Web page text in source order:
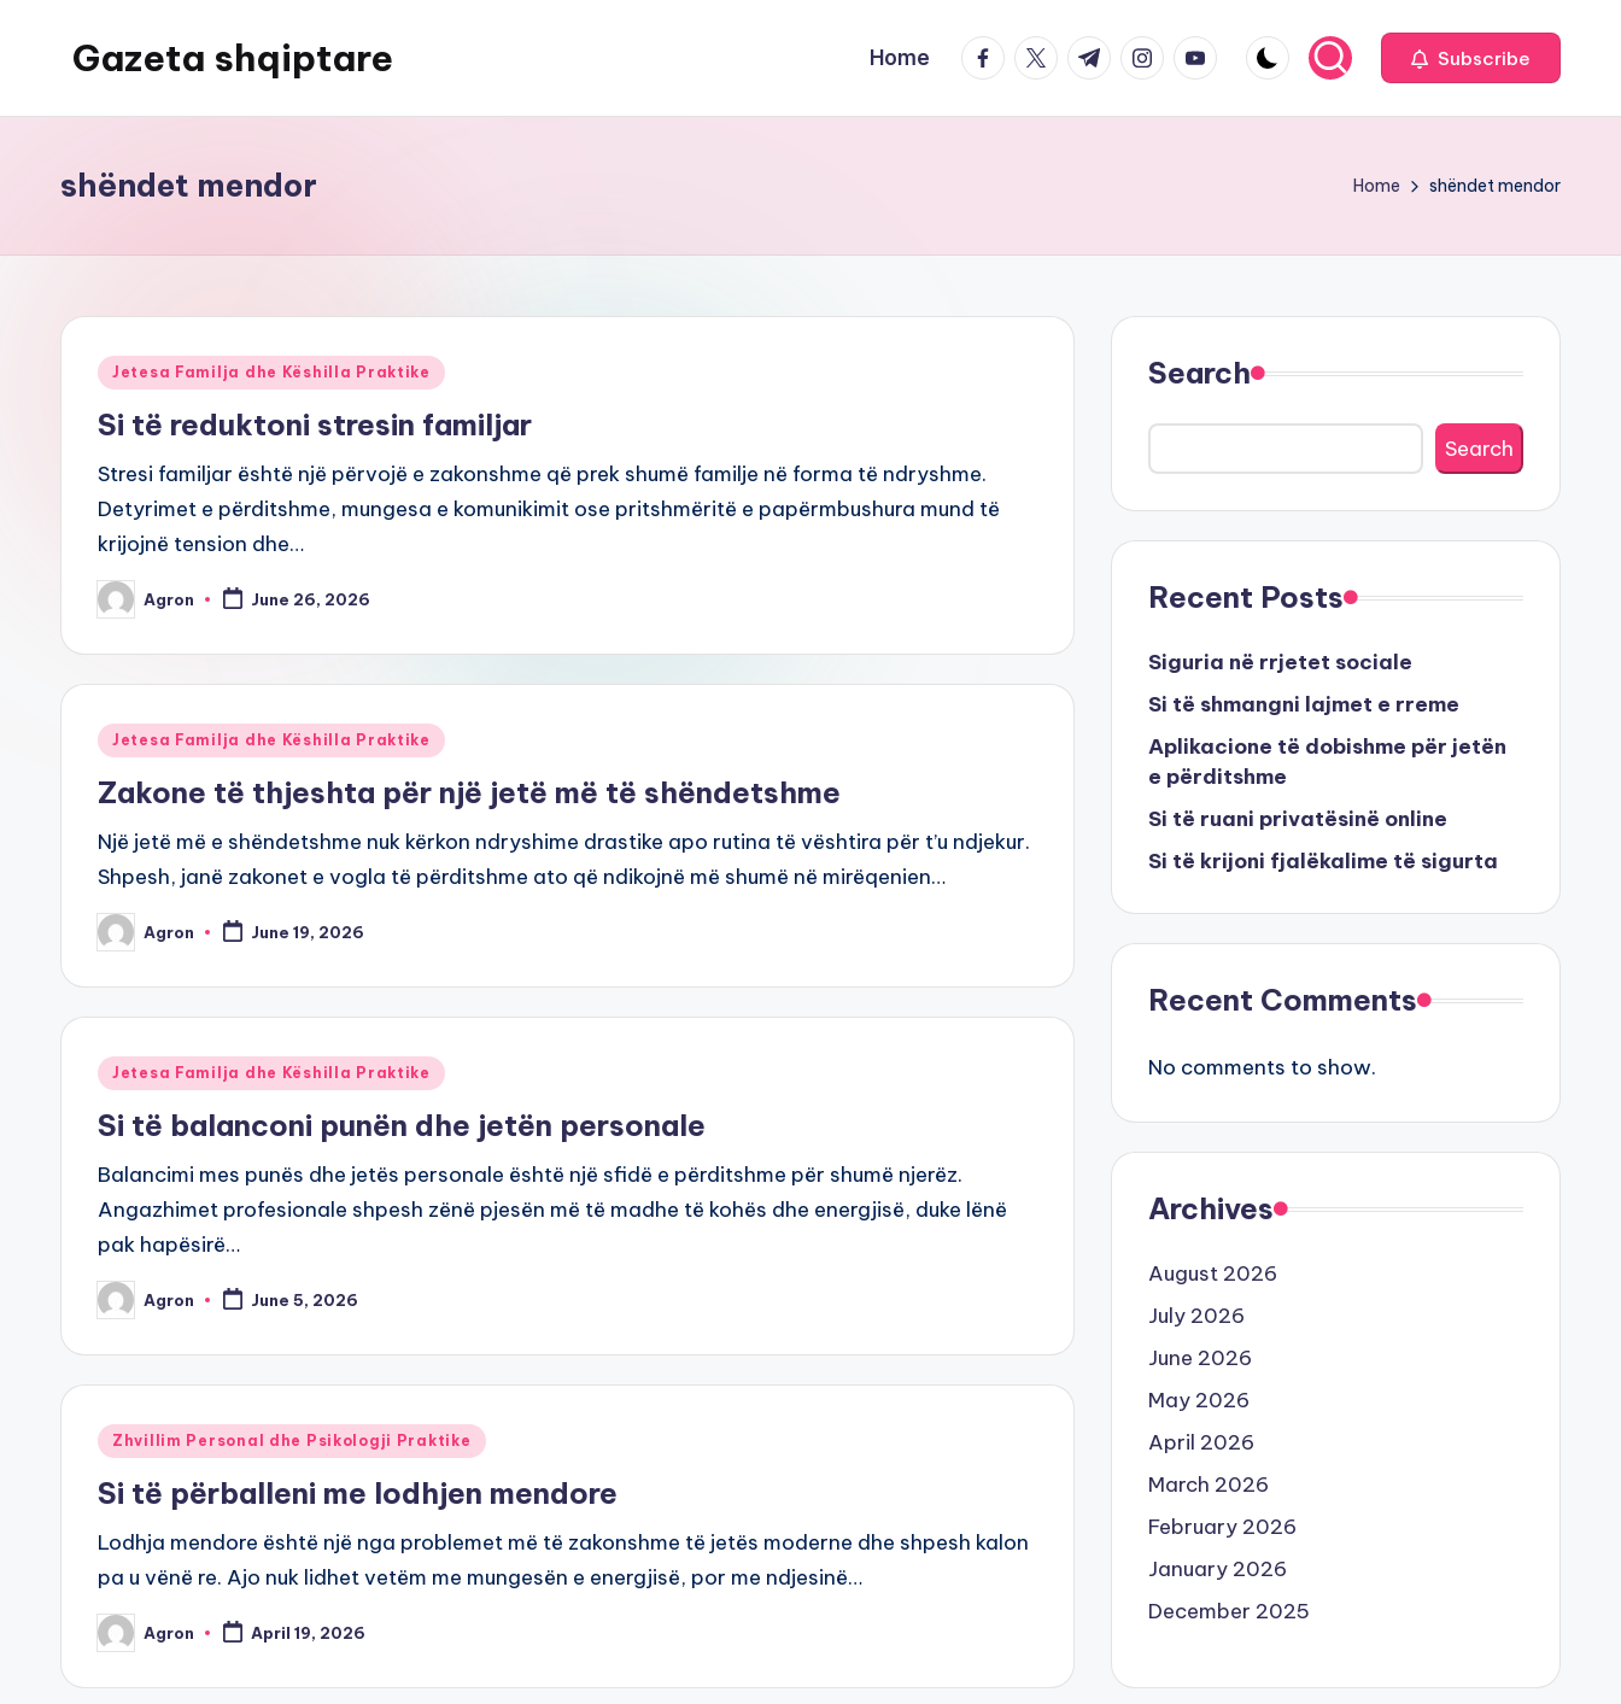
Gazeta shqiptare Home facebook.com
twitter.com
t.me instagram.com
youtube.com Subscribe
shëndet mendor Home shëndet mendor
Posted
Jetesa Familja dhe Këshilla Praktike
Si të reduktoni stresin familjar
Stresi familjar është një përvojë e zakonshme që prek shumë familje në forma të ndryshme.
Detyrimet e përditshme, mungesa e komunikimit ose pritshmëritë e papërmbushura mund të
krijojnë tension dhe…
Posted
by
Agron June 26, 2026
Posted
Jetesa Familja dhe Këshilla Praktike
Zakone të thjeshta për një jetë më të shëndetshme
Një jetë më e shëndetshme nuk kërkon ndryshime drastike apo rutina të vështira për t’u ndjekur.
Shpesh, janë zakonet e vogla të përditshme ato që ndikojnë më shumë në mirëqenien…
Posted
by
Agron June 19, 2026
Posted
Jetesa Familja dhe Këshilla Praktike
Si të balanconi punën dhe jetën personale
Balancimi mes punës dhe jetës personale është një sfidë e përditshme për shumë njerëz.
Angazhimet profesionale shpesh zënë pjesën më të madhe të kohës dhe energjisë, duke lënë
pak hapësirë…
Posted
by
Agron June 5, 2026
Posted
Zhvillim Personal dhe Psikologji Praktike
Si të përballeni me lodhjen mendore
Lodhja mendore është një nga problemet më të zakonshme të jetës moderne dhe shpesh kalon
pa u vënë re. Ajo nuk lidhet vetëm me mungesën e energjisë, por me ndjesinë…
Posted
by
Agron April 19, 2026
Search
Search
Recent Posts
Siguria në rrjetet sociale
Si të shmangni lajmet e rreme
Aplikacione të dobishme për jetën
e përditshme
Si të ruani privatësinë online
Si të krijoni fjalëkalime të sigurta
Recent Comments
No comments to show.
Archives
August 2026
July 2026
June 2026
May 2026
April 2026
March 2026
February 2026
January 2026
December 2025